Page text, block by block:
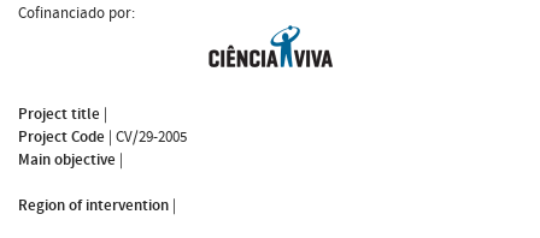
Cofinanciado por:
Project title |
Project Code | CV/29-2005
Main objective |
Region of intervention |